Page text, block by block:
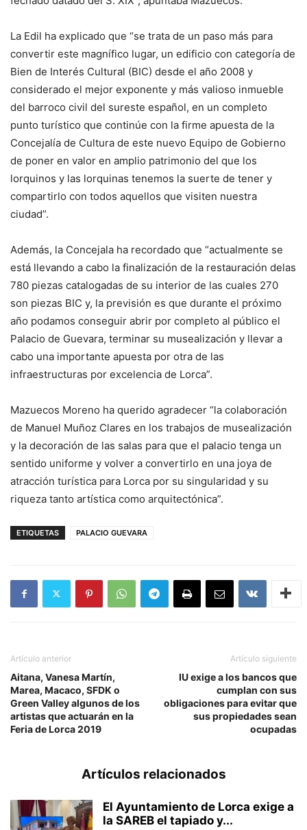
La Edil ha explicado que “se trata de un paso más para
convertir este magnífico lugar, un edificio con categoría de
Bien de Interés Cultural (BIC) desde el año 2008 y
considerado el mejor exponente y más valioso inmueble
del barroco civil del sureste español, en un completo
punto turístico que continúe con la firme apuesta de la
Concejalía de Cultura de este nuevo Equipo de Gobierno
de poner en valor en amplio patrimonio del que los
lorquinos y las lorquinas tenemos la suerte de tener y
compartirlo con todos aquellos que visiten nuestra
ciudad”.
Además, la Concejala ha recordado que “actualmente se
está llevando a cabo la finalización de la restauración delas
780 piezas catalogadas de su interior de las cuales 270
son piezas BIC y, la previsión es que durante el próximo
año podamos conseguir abrir por completo al público el
Palacio de Guevara, terminar su musealización y llevar a
cabo una importante apuesta por otra de las
infraestructuras por excelencia de Lorca”.
Mazuecos Moreno ha querido agradecer “la colaboración
de Manuel Muñoz Clares en los trabajos de musealización
y la decoración de las salas para que el palacio tenga un
sentido uniforme y volver a convertirlo en una joya de
atracción turística para Lorca por su singularidad y su
riqueza tanto artística como arquitectónica”.
ETIQUETAS PALACIO GUEVARA
Artículo anterior
Aitana, Vanesa Martín,
Marea, Macaco, SFDK o
Green Valley algunos de los
artistas que actuarán en la
Feria de Lorca 2019
Artículo siguiente
IU exige a los bancos que
cumplan con sus
obligaciones para evitar que
sus propiedades sean
ocupadas
Artículos relacionados
El Ayuntamiento de Lorca exige a
la SAREB el tapiado y...